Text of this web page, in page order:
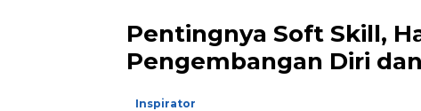
Pentingnya Soft Skill,
Pengembangan Diri
Inspirator